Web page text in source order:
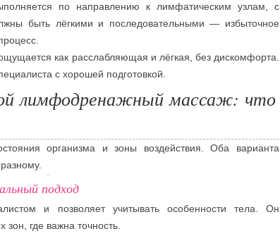
по направлению к лимфатическим узлам, с
быть лёгкими и последовательными — избыточное
как расслабляющая и лёгкая, без дискомфорта.
с хорошей подготовкой.
лимфодренажный массаж: что
организма и зоны воздействия. Оба варианта
подход
и позволяет учитывать особенности тела. Он
где важна точность.